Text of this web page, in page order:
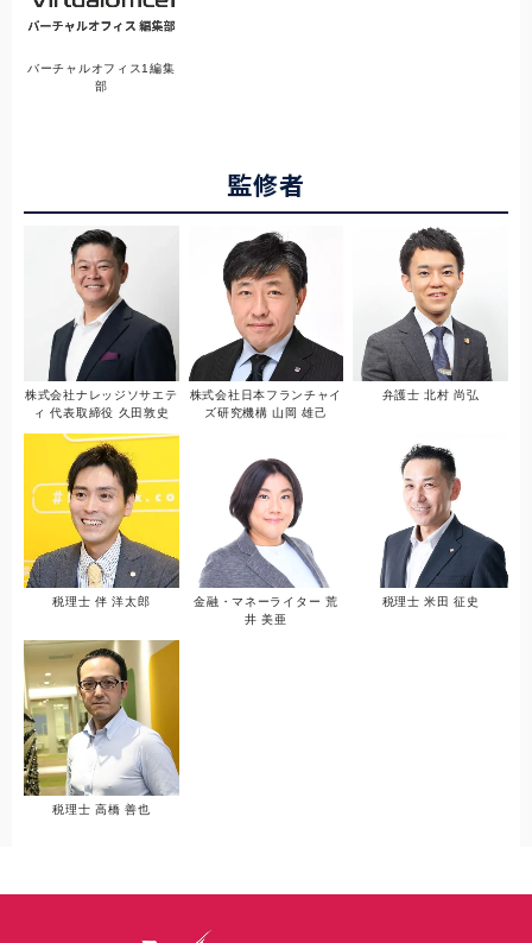
バーチャルオフィス1編集
部
監修者
株式会社ナレッジソサエテ
ィ 代表取締役 久田敦史
株式会社日本フランチャイ
ズ研究機構 山岡 雄己
弁護士 北村 尚弘
税理士 伴 洋太郎
金融・マネーライター 荒
井 美亜
税理士 米田 征史
税理士 高橋 善也